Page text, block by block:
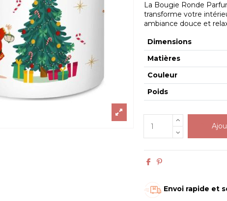
La Bougie Ronde
transforme votre
ambiance douce et
Dimensions
Matières
Couleur
Poids
Envoi rapide et